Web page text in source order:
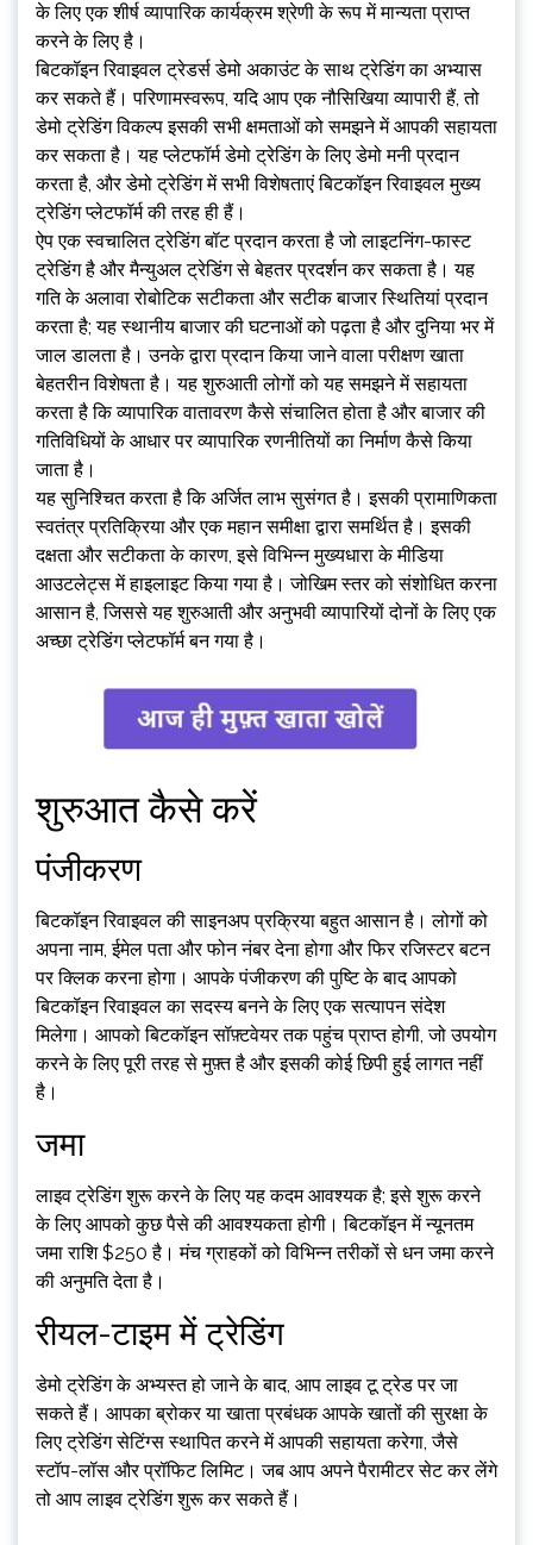
के लिए एक शीर्ष व्यापारिक कार्यक्रम श्रेणी के रूप में मान्यता प्राप्त
करने के लिए है।
बिटकॉइन रिवाइवल ट्रेडर्स डेमो अकाउंट के साथ ट्रेडिंग का अभ्यास
कर सकते हैं। परिणामस्वरूप, यदि आप एक नौसिखिया व्यापारी हैं, तो
डेमो ट्रेडिंग विकल्प इसकी सभी क्षमताओं को समझने में आपकी सहायता
कर सकता है। यह प्लेटफॉर्म डेमो ट्रेडिंग के लिए डेमो मनी प्रदान
करता है, और डेमो ट्रेडिंग में सभी विशेषताएं बिटकॉइन रिवाइवल मुख्य
ट्रेडिंग प्लेटफॉर्म की तरह ही हैं।
ऐप एक स्वचालित ट्रेडिंग बॉट प्रदान करता है जो लाइटनिंग-फास्ट
ट्रेडिंग है और मैन्युअल ट्रेडिंग से बेहतर प्रदर्शन कर सकता है। यह
गति के अलावा रोबोटिक सटीकता और सटीक बाजार स्थितियां प्रदान
करता है; यह स्थानीय बाजार की घटनाओं को पढ़ता है और दुनिया भर में
जाल डालता है। उनके द्वारा प्रदान किया जाने वाला परीक्षण खाता
बेहतरीन विशेषता है। यह शुरुआती लोगों को यह समझने में सहायता
करता है कि व्यापारिक वातावरण कैसे संचालित होता है और बाजार की
गतिविधियों के आधार पर व्यापारिक रणनीतियों का निर्माण कैसे किया
जाता है।
यह सुनिश्चित करता है कि अर्जित लाभ सुसंगत है। इसकी प्रामाणिकता
स्वतंत्र प्रतिक्रिया और एक महान समीक्षा द्वारा समर्थित है। इसकी
दक्षता और सटीकता के कारण, इसे विभिन्न मुख्यधारा के मीडिया
आउटलेट्स में हाइलाइट किया गया है। जोखिम स्तर को संशोधित करना
आसान है, जिससे यह शुरुआती और अनुभवी व्यापारियों दोनों के लिए एक
अच्छा ट्रेडिंग प्लेटफॉर्म बन गया है।
शुरुआत कैसे करें
पंजीकरण
बिटकॉइन रिवाइवल की साइनअप प्रक्रिया बहुत आसान है। लोगों को
अपना नाम, ईमेल पता और फोन नंबर देना होगा और फिर रजिस्टर बटन
पर क्लिक करना होगा। आपके पंजीकरण की पुष्टि के बाद आपको
बिटकॉइन रिवाइवल का सदस्य बनने के लिए एक सत्यापन संदेश
मिलेगा। आपको बिटकॉइन सॉफ़्टवेयर तक पहुंच प्राप्त होगी, जो उपयोग
करने के लिए पूरी तरह से मुफ़्त है और इसकी कोई छिपी हुई लागत नहीं
है।
जमा
लाइव ट्रेडिंग शुरू करने के लिए यह कदम आवश्यक है; इसे शुरू करने
के लिए आपको कुछ पैसे की आवश्यकता होगी। बिटकॉइन में न्यूनतम
जमा राशि $250 है। मंच ग्राहकों को विभिन्न तरीकों से धन जमा करने
की अनुमति देता है।
रीयल-टाइम में ट्रेडिंग
डेमो ट्रेडिंग के अभ्यस्त हो जाने के बाद, आप लाइव टू ट्रेड पर जा
सकते हैं। आपका ब्रोकर या खाता प्रबंधक आपके खातों की सुरक्षा के
लिए ट्रेडिंग सेटिंग्स स्थापित करने में आपकी सहायता करेगा, जैसे
स्टॉप-लॉस और प्रॉफिट लिमिट। जब आप अपने पैरामीटर सेट कर लेंगे
तो आप लाइव ट्रेडिंग शुरू कर सकते हैं।